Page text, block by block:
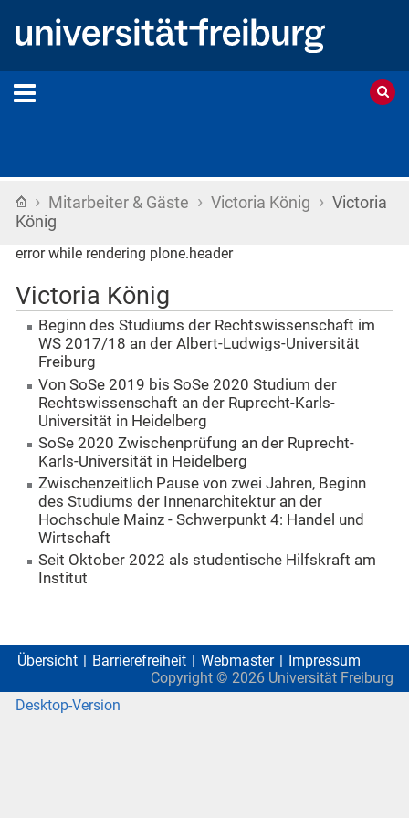
Startseite
› Mitarbeiter & Gäste › Victoria König › Victoria
König
error while rendering plone.header
Victoria König
Beginn des Studiums der Rechtswissenschaft im
WS 2017/18 an der Albert-Ludwigs-Universität
Freiburg
Von SoSe 2019 bis SoSe 2020 Studium der
Rechtswissenschaft an der Ruprecht-Karls-
Universität in Heidelberg
SoSe 2020 Zwischenprüfung an der Ruprecht-
Karls-Universität in Heidelberg
Zwischenzeitlich Pause von zwei Jahren, Beginn
des Studiums der Innenarchitektur an der
Hochschule Mainz - Schwerpunkt 4: Handel und
Wirtschaft
Seit Oktober 2022 als studentische Hilfskraft am
Institut
Übersicht Barrierefreiheit Webmaster
Impressum
Copyright © 2026 Universität Freiburg
Desktop-Version